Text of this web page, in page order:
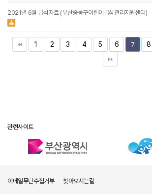
2021년 6월 급식자료 (부산중동구어린이급식관리지원센터)
1 2 3 4 5 6 7 8
관련사이트
이메일무단수집거부 찾아오시는길